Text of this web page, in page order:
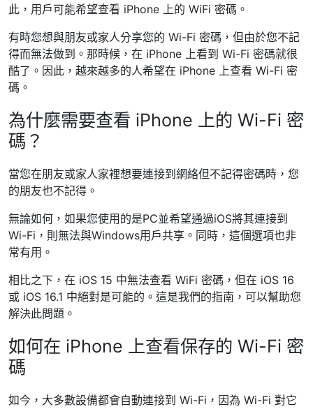
此，用戶可能希望查看 iPhone 上的 WiFi 密碼。
有時您想與朋友或家人分享您的 Wi-Fi 密碼，但由於您不記
得而無法做到。那時候，在 iPhone 上看到 Wi-Fi 密碼就很
酷了。因此，越來越多的人希望在 iPhone 上查看 Wi-Fi 密
碼。
為什麼需要查看 iPhone 上的 Wi-Fi 密
碼？
當您在朋友或家人家裡想要連接到網絡但不記得密碼時，您
的朋友也不記得。
無論如何，如果您使用的是PC並希望通過iOS將其連接到
Wi-Fi，則無法與Windows用戶共享。同時，這個選項也非
常有用。
相比之下，在 iOS 15 中無法查看 WiFi 密碼，但在 iOS 16
或 iOS 16.1 中絕對是可能的。這是我們的指南，可以幫助您
解決此問題。
如何在 iPhone 上查看保存的 Wi-Fi 密
碼
如今，大多數設備都會自動連接到 Wi-Fi，因為 Wi-Fi 對它